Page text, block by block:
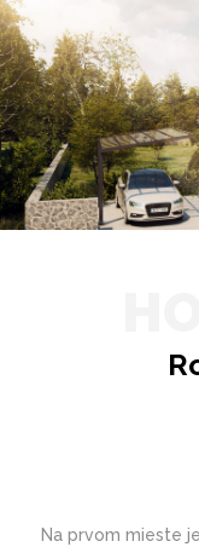
Na prvom mieste